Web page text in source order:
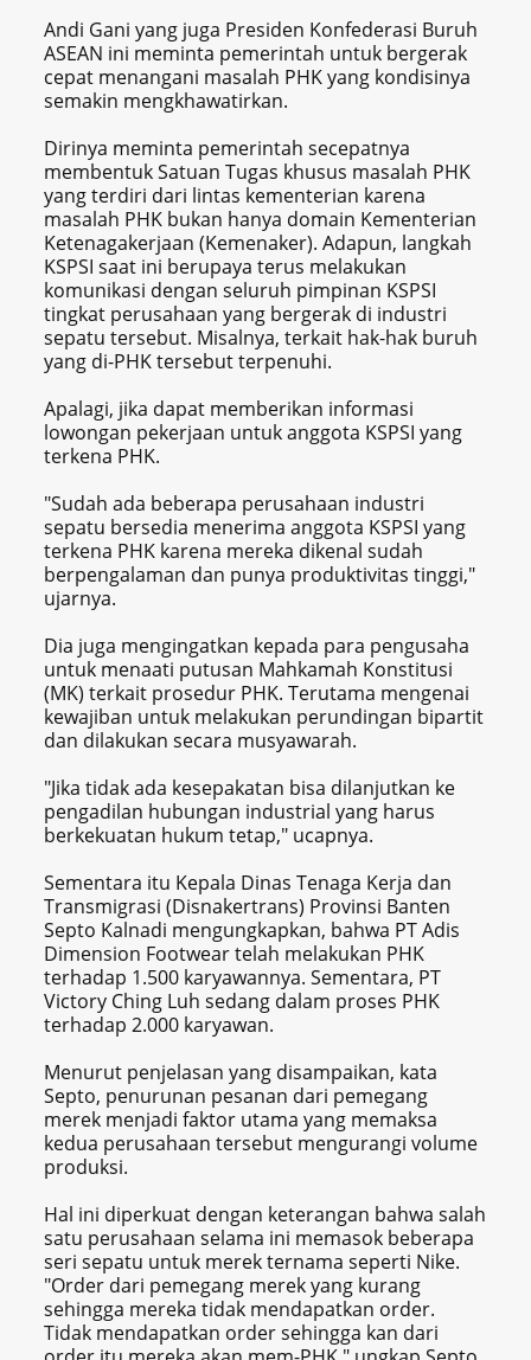
Andi Gani yang juga Presiden Konfederasi Buruh
ASEAN ini meminta pemerintah untuk bergerak
cepat menangani masalah PHK yang kondisinya
semakin mengkhawatirkan.
Dirinya meminta pemerintah secepatnya
membentuk Satuan Tugas khusus masalah PHK
yang terdiri dari lintas kementerian karena
masalah PHK bukan hanya domain Kementerian
Ketenagakerjaan (Kemenaker). Adapun, langkah
KSPSI saat ini berupaya terus melakukan
komunikasi dengan seluruh pimpinan KSPSI
tingkat perusahaan yang bergerak di industri
sepatu tersebut. Misalnya, terkait hak-hak buruh
yang di-PHK tersebut terpenuhi.
Apalagi, jika dapat memberikan informasi
lowongan pekerjaan untuk anggota KSPSI yang
terkena PHK.
"Sudah ada beberapa perusahaan industri
sepatu bersedia menerima anggota KSPSI yang
terkena PHK karena mereka dikenal sudah
berpengalaman dan punya produktivitas tinggi,"
ujarnya.
Dia juga mengingatkan kepada para pengusaha
untuk menaati putusan Mahkamah Konstitusi
(MK) terkait prosedur PHK. Terutama mengenai
kewajiban untuk melakukan perundingan bipartit
dan dilakukan secara musyawarah.
"Jika tidak ada kesepakatan bisa dilanjutkan ke
pengadilan hubungan industrial yang harus
berkekuatan hukum tetap," ucapnya.
Sementara itu Kepala Dinas Tenaga Kerja dan
Transmigrasi (Disnakertrans) Provinsi Banten
Septo Kalnadi mengungkapkan, bahwa PT Adis
Dimension Footwear telah melakukan PHK
terhadap 1.500 karyawannya. Sementara, PT
Victory Ching Luh sedang dalam proses PHK
terhadap 2.000 karyawan.
Menurut penjelasan yang disampaikan, kata
Septo, penurunan pesanan dari pemegang
merek menjadi faktor utama yang memaksa
kedua perusahaan tersebut mengurangi volume
produksi.
Hal ini diperkuat dengan keterangan bahwa salah
satu perusahaan selama ini memasok beberapa
seri sepatu untuk merek ternama seperti Nike.
"Order dari pemegang merek yang kurang
sehingga mereka tidak mendapatkan order.
Tidak mendapatkan order sehingga kan dari